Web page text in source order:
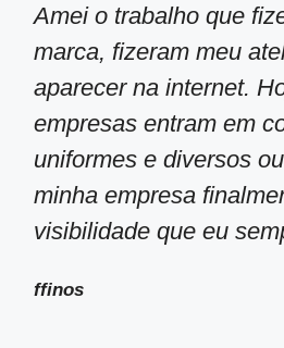
Amei o trabalho que
marca, fizeram meu
aparecer na internet.
empresas entram em
uniformes e diversos
minha empresa
visibilidade que eu
ffinos